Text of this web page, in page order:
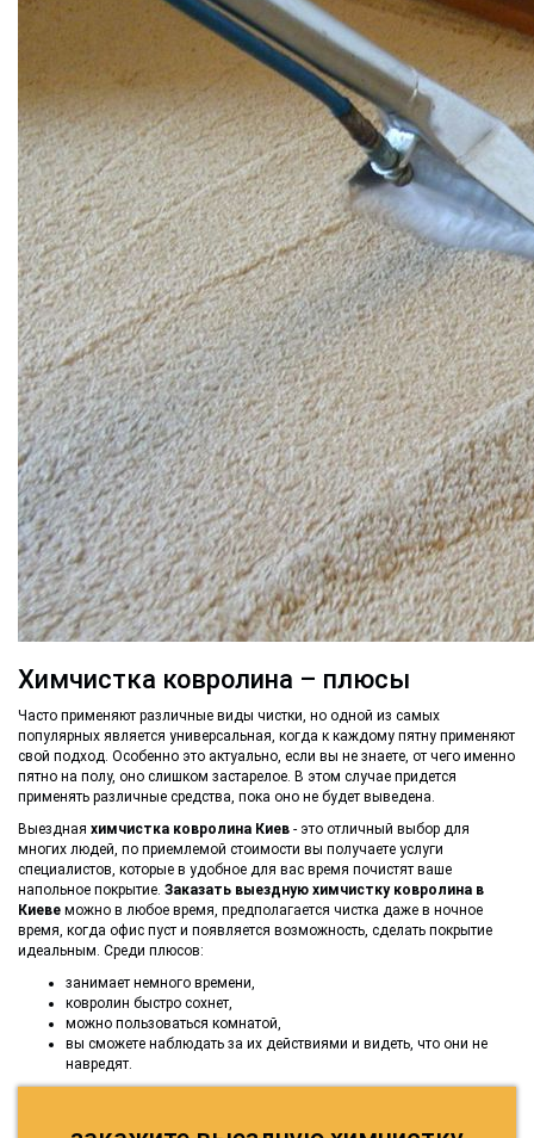
Химчистка ковролина – плюсы
Часто применяют различные виды чистки, но одной из самых
популярных является универсальная, когда к каждому пятну применяют
свой подход. Особенно это актуально, если вы не знаете, от чего именно
пятно на полу, оно слишком застарелое. В этом случае придется
применять различные средства, пока оно не будет выведена.
Выездная химчистка ковролина Киев - это отличный выбор для
многих людей, по приемлемой стоимости вы получаете услуги
специалистов, которые в удобное для вас время почистят ваше
напольное покрытие. Заказать выездную химчистку ковролина в
Киеве можно в любое время, предполагается чистка даже в ночное
время, когда офис пуст и появляется возможность, сделать покрытие
идеальным. Среди плюсов:
занимает немного времени,
ковролин быстро сохнет,
можно пользоваться комнатой,
вы сможете наблюдать за их действиями и видеть, что они не
навредят.